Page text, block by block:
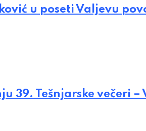
u poseti Valjevu
39. Tešnjarske večeri